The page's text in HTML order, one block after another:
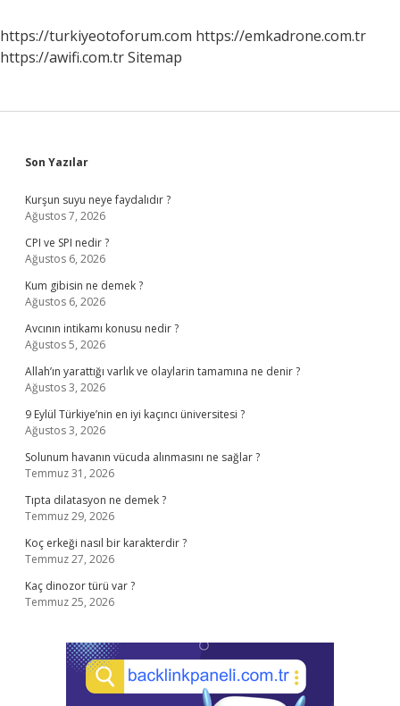
https://turkiyeotoforum.com https://emkadrone.com.tr
https://awifi.com.trSitemap
Sidebar
Son Yazılar
Kurşun suyu neye faydalıdır ?
Ağustos 7, 2026
CPI ve SPI nedir ?
Ağustos 6, 2026
Kum gibisin ne demek ?
Ağustos 6, 2026
Avcının intikamı konusu nedir ?
Ağustos 5, 2026
Allah’ın yarattığı varlık ve olaylarin tamamına ne denir ?
Ağustos 3, 2026
9 Eylül Türkiye’nin en iyi kaçıncı üniversitesi ?
Ağustos 3, 2026
Solunum havanın vücuda alınmasını ne sağlar ?
Temmuz 31, 2026
Tıpta dilatasyon ne demek ?
Temmuz 29, 2026
Koç erkeği nasıl bir karakterdir ?
Temmuz 27, 2026
Kaç dinozor türü var ?
Temmuz 25, 2026